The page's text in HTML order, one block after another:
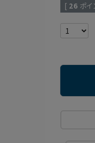
[ 26 ポ